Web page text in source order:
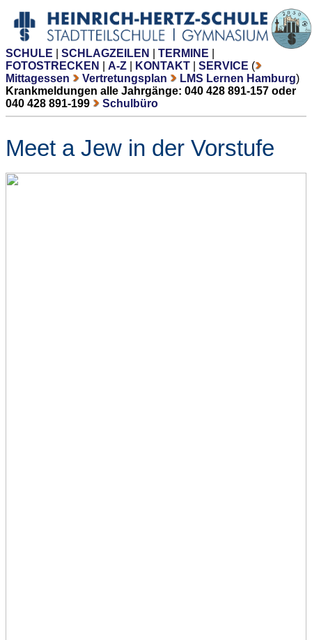
SCHULE SCHLAGZEILEN TERMINE
FOTOSTRECKEN
A-Z KONTAKT SERVICE (
Mittagessen
Vertretungsplan LMS Lernen Hamburg)
Krankmeldungen alle Jahrgänge: 040 428 891-157 oder
040 428 891-199
Schulbüro
Meet a Jew in der Vorstufe